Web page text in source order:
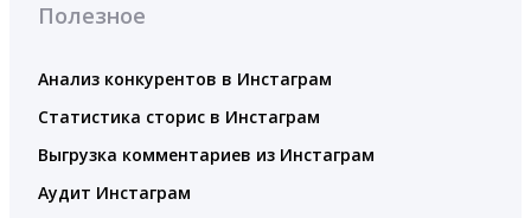
Полезное
Анализ конкурентов в Инстаграм
Статистика сторис в Инстаграм
Выгрузка комментариев из Инстаграм
Аудит Инстаграм